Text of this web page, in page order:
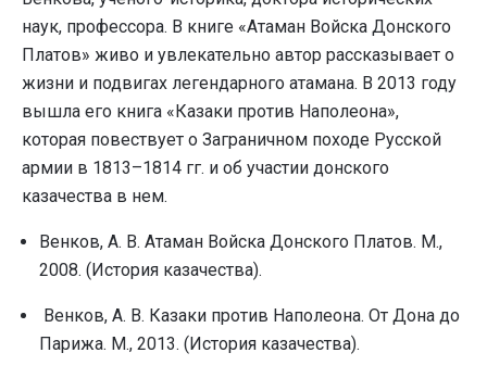
наук, профессора. В книге «Атаман Войска Донского
Платов» живо и увлекательно автор рассказывает о
жизни и подвигах легендарного атамана. В 2013 году
вышла его книга «Казаки против Наполеона»,
которая повествует о Заграничном походе Русской
армии в 1813–1814 гг. и об участии донского
казачества в нем.
Венков, А. В. Атаман Войска Донского Платов. М.,
2008. (История казачества).
Венков, А. В. Казаки против Наполеона. От Дона до
Парижа. М., 2013. (История казачества).